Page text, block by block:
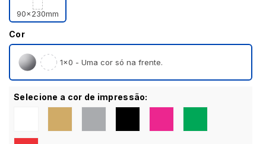
90x230mm
Cor
1×0 - Uma cor só na frente.
Selecione a cor de impressão: